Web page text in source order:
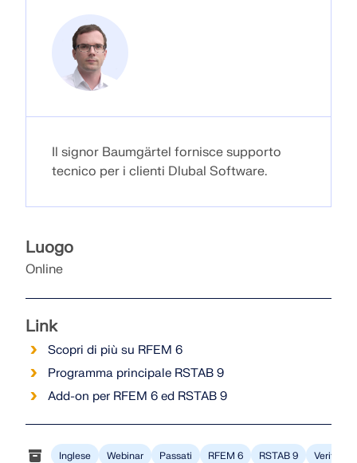
VERIFICA DELLE ZONE DI CARICO
Prodotti obsoleti
Il signor Baumgärtel fornisce supporto
tecnico per i clienti Dlubal Software.
Luogo
Online
Link
Scopri di più su RFEM 6
Programma principale RSTAB 9
Add-on per RFEM 6 ed RSTAB 9
Inglese Webinar Passati RFEM 6 RSTAB 9 Verifica